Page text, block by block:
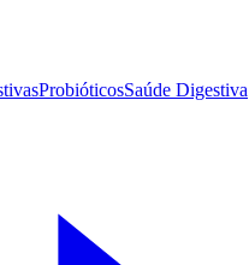
ProbióticosSaúde Digestiva